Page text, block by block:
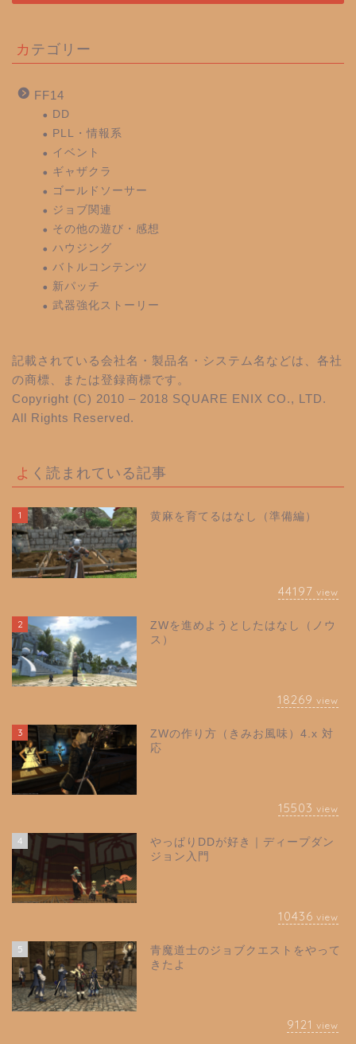
カテゴリー
FF14
DD
PLL・情報系
イベント
ギャザクラ
ゴールドソーサー
ジョブ関連
その他の遊び・感想
ハウジング
バトルコンテンツ
新パッチ
武器強化ストーリー
記載されている会社名・製品名・システム名などは、各社
の商標、または登録商標です。
Copyright (C) 2010 – 2018 SQUARE ENIX CO., LTD.
All Rights Reserved.
よく読まれている記事
1 黄麻を育てるはなし（準備編）
44197 view
2
ZWを進めようとしたはなし（ノウ
ス）
18269 view
3
ZWの作り方（きみお風味）4.x 対
応
15503 view
4
やっぱりDDが好き｜ディープダン
ジョン入門
10436 view
5
青魔道士のジョブクエストをやって
きたよ
9121 view